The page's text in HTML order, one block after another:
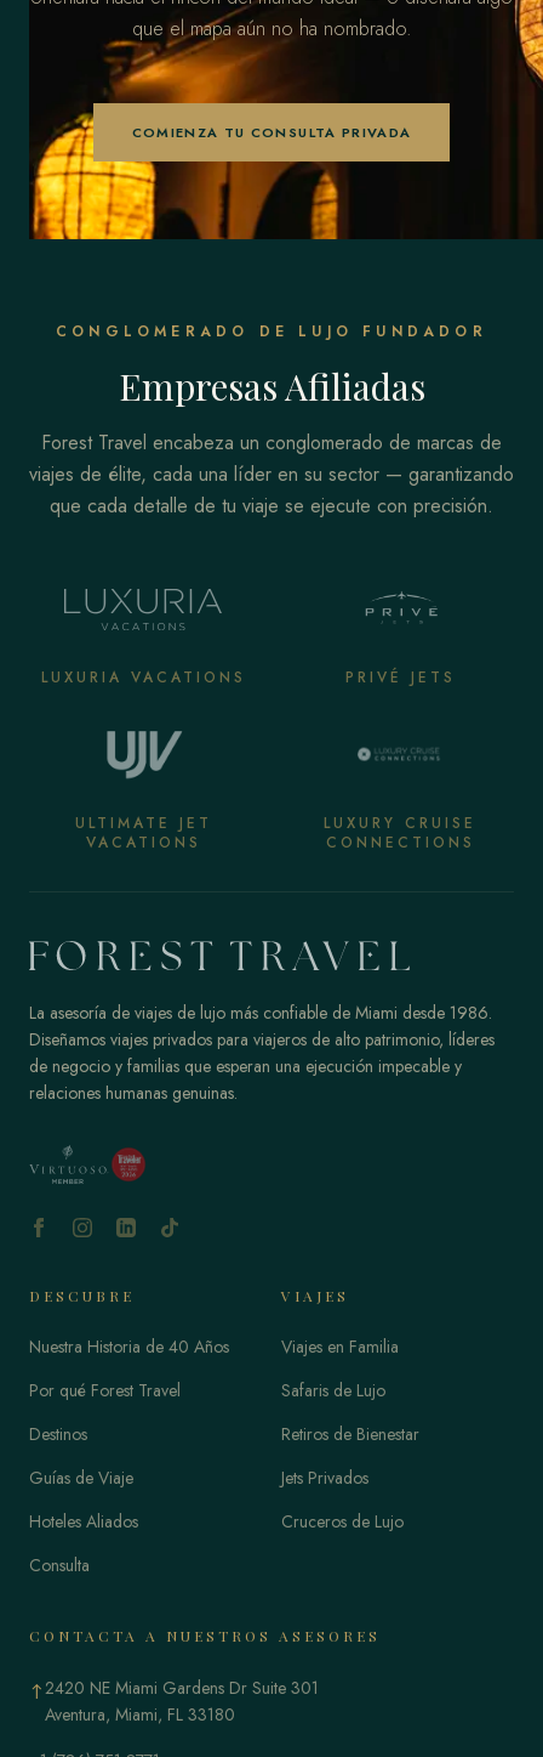
que el mapa aún no ha nombrado.
COMIENZA TU CONSULTA PRIVADA
CONGLOMERADO DE LUJO FUNDADOR
Empresas Afiliadas
Forest Travel encabeza un conglomerado de marcas de
viajes de élite, cada una líder en su sector — garantizando
que cada detalle de tu viaje se ejecute con precisión.
LUXURIA VACATIONS PRIVÉ JETS
ULTIMATE JET
VACATIONS
LUXURY CRUISE
CONNECTIONS
La asesoría de viajes de lujo más confiable de Miami desde 1986.
Diseñamos viajes privados para viajeros de alto patrimonio, líderes
de negocio y familias que esperan una ejecución impecable y
relaciones humanas genuinas.
DESCUBRE
Nuestra Historia de 40 Años
Por qué Forest Travel
Destinos
Guías de Viaje
Hoteles Aliados
Consulta
VIAJES
Viajes en Familia
Safaris de Lujo
Retiros de Bienestar
Jets Privados
Cruceros de Lujo
CONTACTA A NUESTROS ASESORES
↑2420 NE Miami Gardens Dr Suite 301
Aventura, Miami, FL 33180